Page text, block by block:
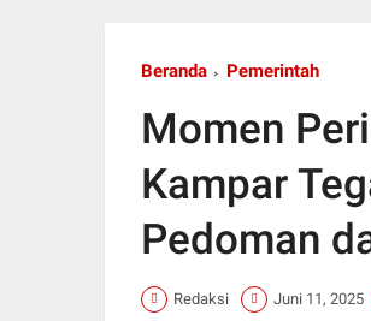
Beranda Pemerintah
Momen
Kampar
Pedoman
Redaksi Juni 11, 2025